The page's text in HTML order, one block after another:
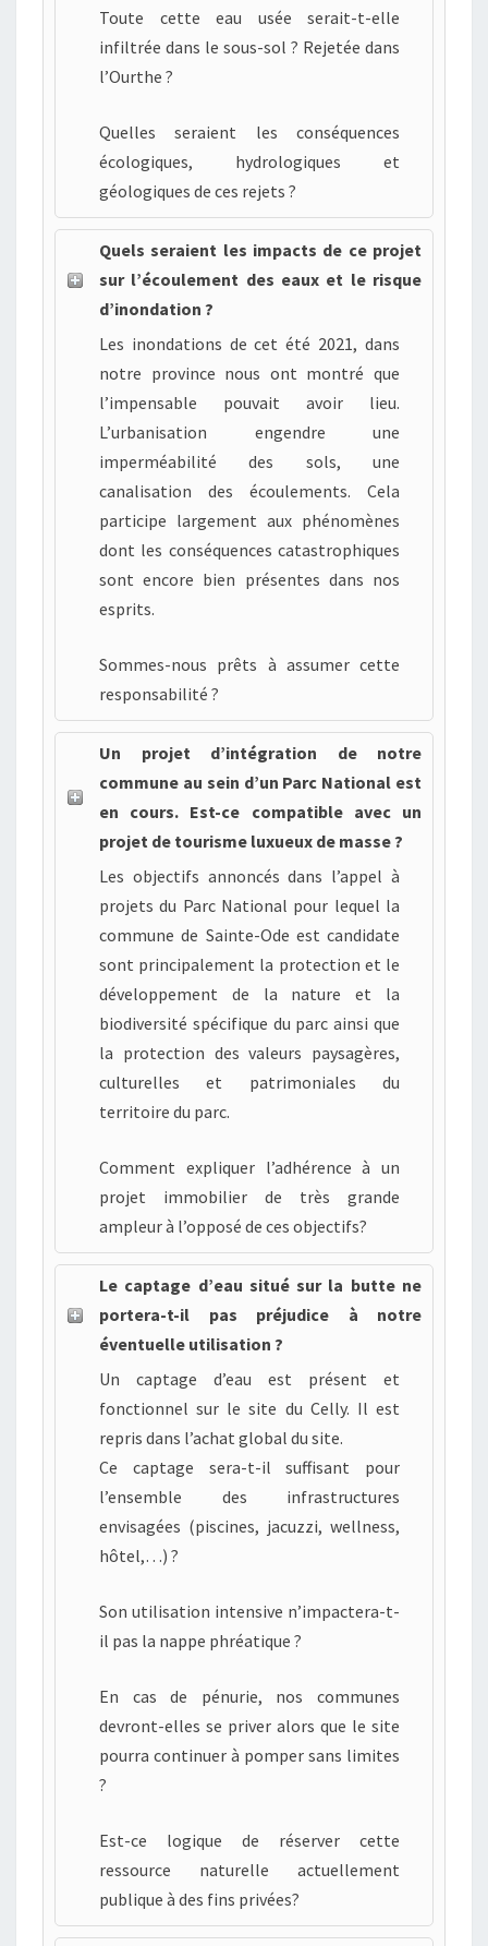
Toute cette eau usée serait-t-elle
infiltrée dans le sous-sol ? Rejetée dans
l’Ourthe ?
Quelles seraient les conséquences
écologiques, hydrologiques et
géologiques de ces rejets ?
Quels seraient les impacts de ce projet
sur l’écoulement des eaux et le risque
d’inondation ?
Les inondations de cet été 2021, dans
notre province nous ont montré que
l’impensable pouvait avoir lieu.
L’urbanisation engendre une
imperméabilité des sols, une
canalisation des écoulements. Cela
participe largement aux phénomènes
dont les conséquences catastrophiques
sont encore bien présentes dans nos
esprits.
Sommes-nous prêts à assumer cette
responsabilité ?
Un projet d’intégration de notre
commune au sein d’un Parc National est
en cours. Est-ce compatible avec un
projet de tourisme luxueux de masse ?
Les objectifs annoncés dans l’appel à
projets du Parc National pour lequel la
commune de Sainte-Ode est candidate
sont principalement la protection et le
développement de la nature et la
biodiversité spécifique du parc ainsi que
la protection des valeurs paysagères,
culturelles et patrimoniales du
territoire du parc.
Comment expliquer l’adhérence à un
projet immobilier de très grande
ampleur à l’opposé de ces objectifs?
Le captage d’eau situé sur la butte ne
portera-t-il pas préjudice à notre
éventuelle utilisation ?
Un captage d’eau est présent et
fonctionnel sur le site du Celly. Il est
repris dans l’achat global du site.
Ce captage sera-t-il suffisant pour
l’ensemble des infrastructures
envisagées (piscines, jacuzzi, wellness,
hôtel,…) ?
Son utilisation intensive n’impactera-t-
il pas la nappe phréatique ?
En cas de pénurie, nos communes
devront-elles se priver alors que le site
pourra continuer à pomper sans limites
?
Est-ce logique de réserver cette
ressource naturelle actuellement
publique à des fins privées?